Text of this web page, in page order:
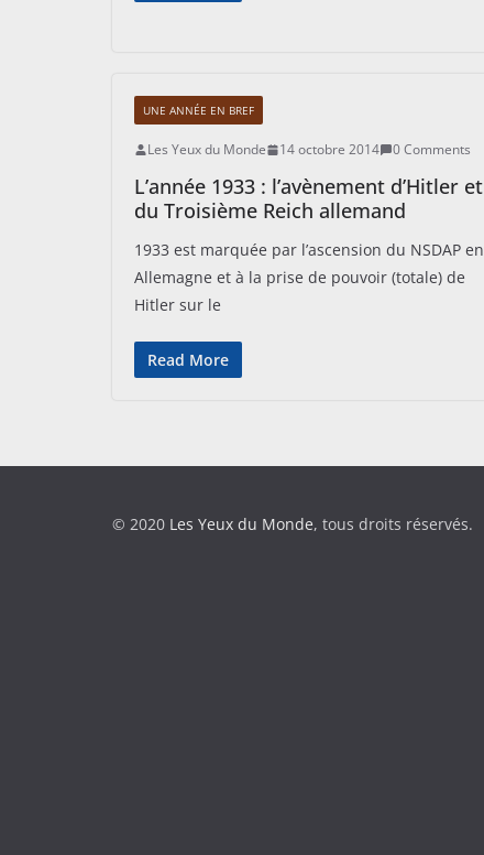
UNE ANNÉE EN BREF
Les Yeux du Monde 14 octobre 2014 0 Comments
L’année 1933 : l’avènement d’Hitler et
du Troisième Reich allemand
1933 est marquée par l’ascension du NSDAP en
Allemagne et à la prise de pouvoir (totale) de
Hitler sur le
Read More
© 2020 Les Yeux du Monde, tous droits réservés.